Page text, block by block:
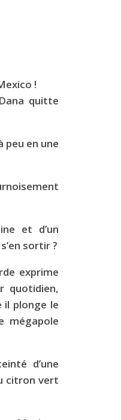
!
quitte
peu en une
et d’un
sortir ?
exprime
quotidien,
plonge le
mégapole
d’une
citron vert